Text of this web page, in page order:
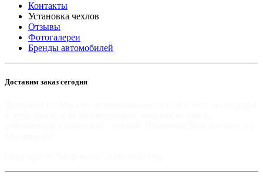
Контакты
Установка чехлов
Отзывы
Фотогалереи
Бренды автомобилей
Доставим заказ сегодня